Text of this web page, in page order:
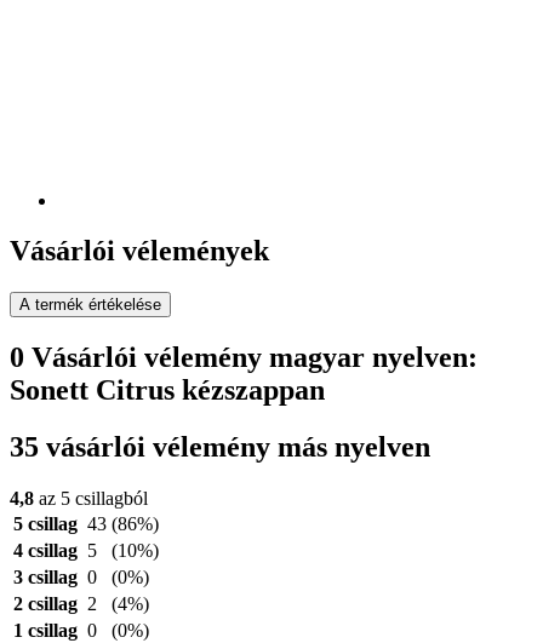
Vásárlói vélemények
A termék értékelése
0 Vásárlói vélemény magyar nyelven:
Sonett Citrus kézszappan
35 vásárlói vélemény más nyelven
4,8 az 5 csillagból
5 csillag 43 (86%)
4 csillag 5
(10%)
3 csillag 0
(0%)
2 csillag 2
(4%)
1 csillag 0 (0%)